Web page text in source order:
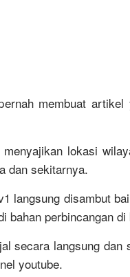
membuat artikel
lokasi
dan sekitarnya.
langsung disambut
bahan perbincangan
secara langsung dan
youtube.